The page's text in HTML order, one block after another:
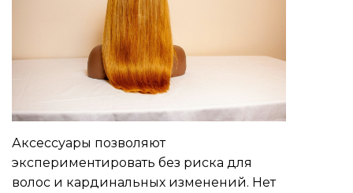
Аксессуары позволяют
экспериментировать без риска для
волос и кардинальных изменений. Нет